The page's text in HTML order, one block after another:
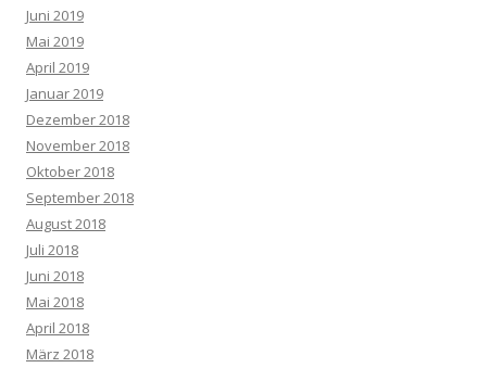
Juni 2019
Mai 2019
April 2019
Januar 2019
Dezember 2018
November 2018
Oktober 2018
September 2018
August 2018
Juli 2018
Juni 2018
Mai 2018
April 2018
März 2018